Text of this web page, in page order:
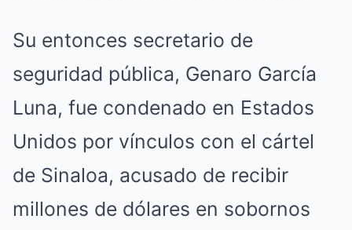
Su entonces secretario de
seguridad pública, Genaro García
Luna, fue condenado en Estados
Unidos por vínculos con el cártel
de Sinaloa, acusado de recibir
millones de dólares en sobornos